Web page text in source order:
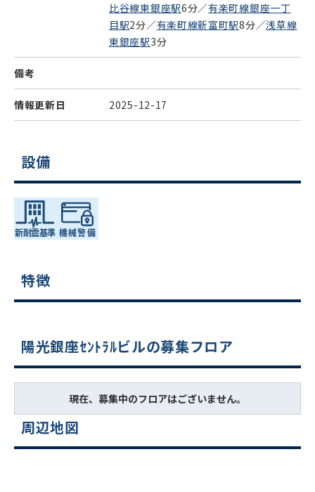
比谷線東銀座駅6分／有楽町線銀座一丁
目駅2分／有楽町線新富町駅8分／浅草線
東銀座駅3分
備考
情報更新日 2025-12-17
設備
特徴
陽光銀座ｾﾝﾄﾗﾙビルの募集フロア
現在、募集中のフロアはございません。
周辺地図